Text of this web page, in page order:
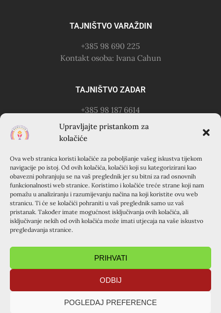
Upravljajte pristankom za
kolačiće
Ova web stranica koristi kolačiće za poboljšanje vašeg iskustva tijekom
navigacije po istoj. Od ovih kolačića, kolačići koji su kategorizirani kao
obavezni pohranjuju se na vaš preglednik jer su bitni za rad osnovnih
funkcionalnosti web stranice. Koristimo i kolačiće treće strane koji nam
pomažu u analiziranju i razumijevanju načina na koji koristite ovu web
stranicu. Ti će se kolačići pohraniti u vaš preglednik samo uz vaš
pristanak. Također imate mogućnost isključivanja ovih kolačića, ali
isključivanje nekih od ovih kolačića može imati utjecaja na vaše iskustvo
pregledavanja stranice.
PRIHVATI
ODBIJ
POGLEDAJ PREFERENCE
TAJNIŠTVO VARAŽDIN
+385 98 690 225
Kontakt osoba: Ivana Cahun
TAJNIŠTVO ZADAR
+385 98 187 6614
Kontakt osoba: Ružica Anušić
– zvati utorkom 18-21h
KURSILJO KRAPANJ
KRAPANJ, kuća EMAUS (Franjevački samostan), 22000
Šibenik, Hrvatska
+385 22 351 830
Pravila privatnosti Opći uvjeti korištenja